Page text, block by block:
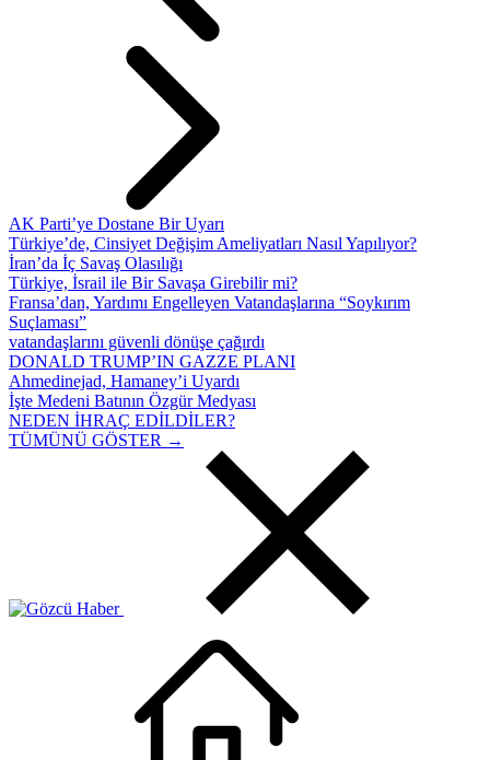
AK Parti’ye Dostane Bir Uyarı
Türkiye’de, Cinsiyet Değişim Ameliyatları Nasıl Yapılıyor?
İran’da İç Savaş Olasılığı
Türkiye, İsrail ile Bir Savaşa Girebilir mi?
Fransa’dan, Yardımı Engelleyen Vatandaşlarına “Soykırım
Suçlaması”
vatandaşlarını güvenli dönüşe çağırdı
DONALD TRUMP’IN GAZZE PLANI
Ahmedinejad, Hamaney’i Uyardı
İşte Medeni Batının Özgür Medyası
NEDEN İHRAÇ EDİLDİLER?
TÜMÜNÜ GÖSTER →